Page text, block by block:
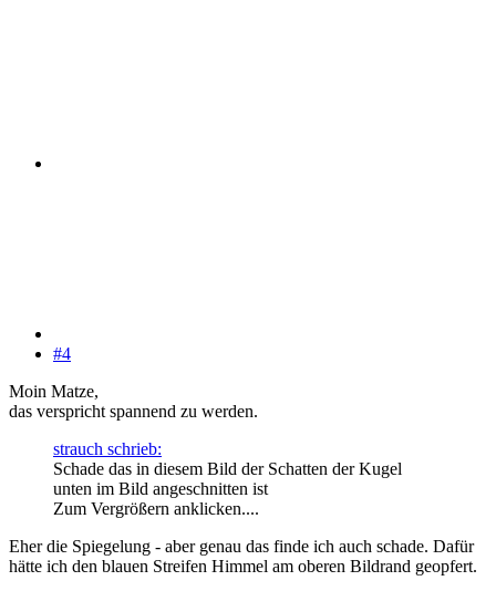
#4
Moin Matze,
das verspricht spannend zu werden.
strauch schrieb:
Schade das in diesem Bild der Schatten der Kugel
unten im Bild angeschnitten ist
Zum Vergrößern anklicken....
Eher die Spiegelung - aber genau das finde ich auch schade. Dafür
hätte ich den blauen Streifen Himmel am oberen Bildrand geopfert.